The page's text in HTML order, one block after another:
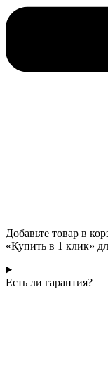
Добавьте товар в
«Купить в 1 клик»
Есть ли гарантия?